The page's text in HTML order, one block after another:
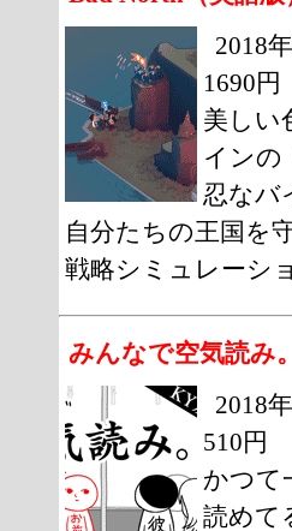
2018
1690円
美しい
インの
忍なバ
自分たちの王国を
戦略シミュレーシ
みんなで空気読み。
2018
510円
かつて
読めて